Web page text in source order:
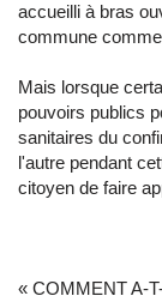
accueilli à bras
commune
Mais lorsque
pouvoirs publics
sanitaires du
l'autre pendant
citoyen de faire
« COMMENT A-